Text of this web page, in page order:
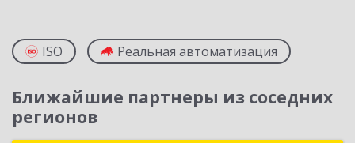
ISO Реальная автоматизация
Ближайшие партнеры из соседних
регионов